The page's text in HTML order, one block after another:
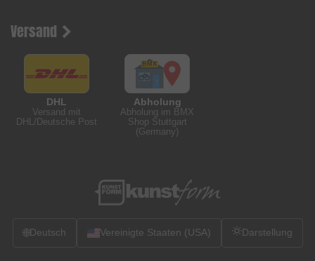
Versand
DHL
Versand mit
DHL/Deutsche Post
Abholung
Abholung im BMX
Shop Stuttgart
(Germany)
🌐Deutsch Vereinigte Staaten (USA) Darstellung